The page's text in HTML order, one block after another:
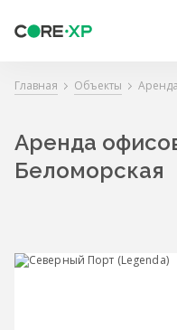
Главная Объекты Аренда
Аренда
Беломорская